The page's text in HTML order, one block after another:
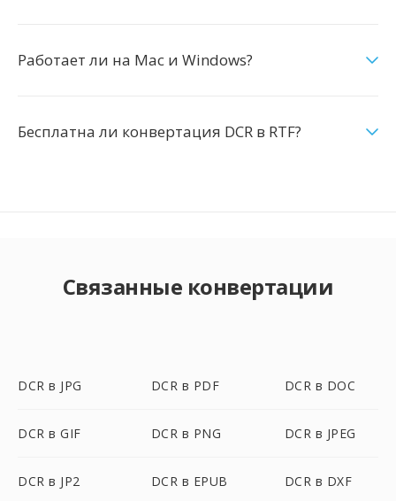
Работает ли на Mac и Windows?
Бесплатна ли конвертация DCR в RTF?
Связанные конвертации
DCR в JPG DCR в PDF DCR в DOC
DCR в GIF DCR в PNG DCR в JPEG
DCR в JP2 DCR в EPUB DCR в DXF